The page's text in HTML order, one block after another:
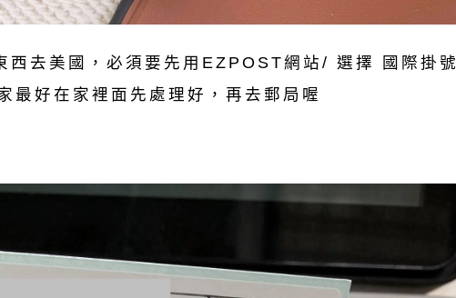
西去美國，必須要先用EZPOST網站/ 選擇 國際掛號
最好在家裡面先處理好，再去郵局喔